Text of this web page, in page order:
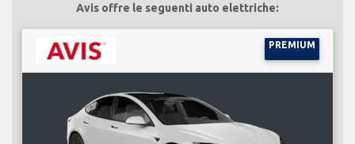
Avis offre le seguenti auto elettriche:
PREMIUM